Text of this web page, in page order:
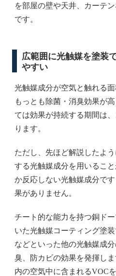
を部屋の壁や天井、カーテ
です。
広範囲に光触媒を塗装
やすい
光触媒成分が空気と触れる
もっとも除菌・消臭効果が
ては効果が持続する期間は
ります。
ただし、先ほど解説したよ
する光触媒成分を用いるこ
か反応しない光触媒成分で
果がありません。
チート的な能力を持つ銅ド
いた光触媒コーティング塗
などといった他の光触媒成
臭、防カビの効果を発揮し
内の空気中に含まれるVOC